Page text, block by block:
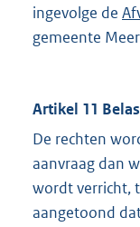
ingevolge de
gemeente
Artikel 11
De rechten
aanvraag dan
wordt verricht,
aangetoond